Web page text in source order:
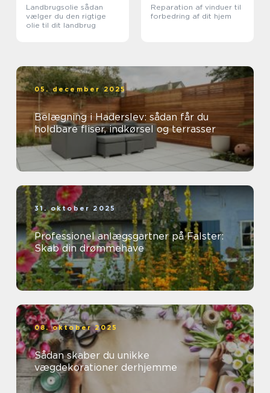
Landbrugsolie sådan
vælger du den rigtige
olie til dit landbrug
Reparation af vinduer til
forbedring af dit hjem
05. december 2025
Belægning i Haderslev: sådan får du
holdbare fliser, indkørsel og terrasser
31. oktober 2025
Professionel anlægsgartner på Falster:
Skab din drømmehave
08. oktober 2025
Sådan skaber du unikke
vægdekorationer derhjemme